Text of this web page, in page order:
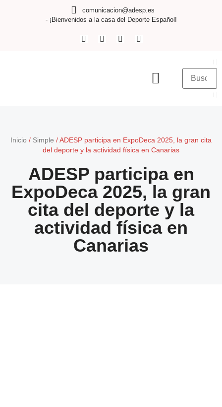
comunicacion@adesp.es
- ¡Bienvenidos a la casa del Deporte Español!
Inicio / Simple / ADESP participa en ExpoDeca 2025, la gran cita
del deporte y la actividad física en Canarias
ADESP participa en
ExpoDeca 2025, la gran
cita del deporte y la
actividad física en
Canarias